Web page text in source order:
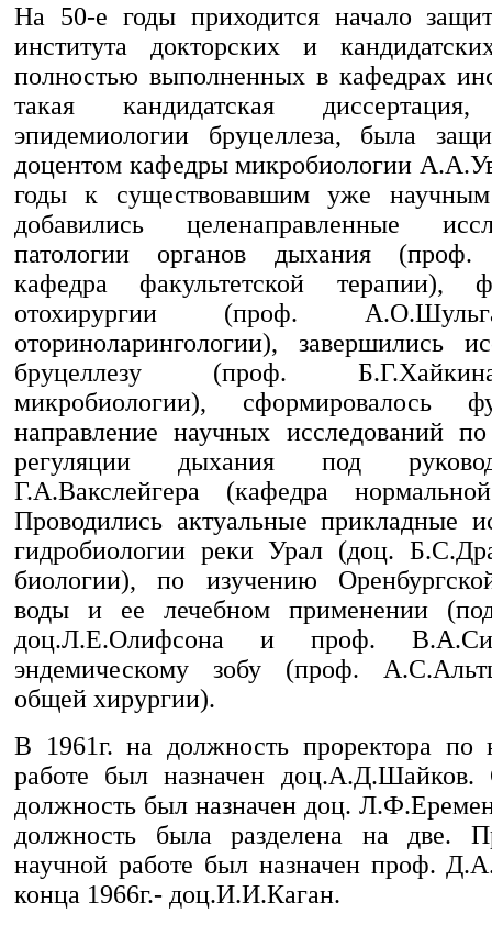
На 50-е годы приходится начало
института докторских и
полностью выполненных в кафедрах
такая кандидатская
эпидемиологии бруцеллеза, была
доцентом кафедры микробиологии
годы к существовавшим уже научным
добавились целенаправленные
патологии органов дыхания (проф.
кафедра факультетской терапии),
отохирургии (проф.
оториноларингологии), завершились
бруцеллезу (проф.
микробиологии), сформировалось
направление научных исследований
регуляции дыхания под
Г.А.Вакслейгера (кафедра
Проводились актуальные прикладные
гидробиологии реки Урал (доц.
биологии), по изучению
воды и ее лечебном применении (под
доц.Л.Е.Олифсона и проф.
эндемическому зобу (проф.
общей хирургии).
В 1961г. на должность проректора по
работе был назначен
должность был назначен доц.
должность была разделена на две.
научной работе был назначен проф.
конца 1966г.- доц.И.И.Каган.